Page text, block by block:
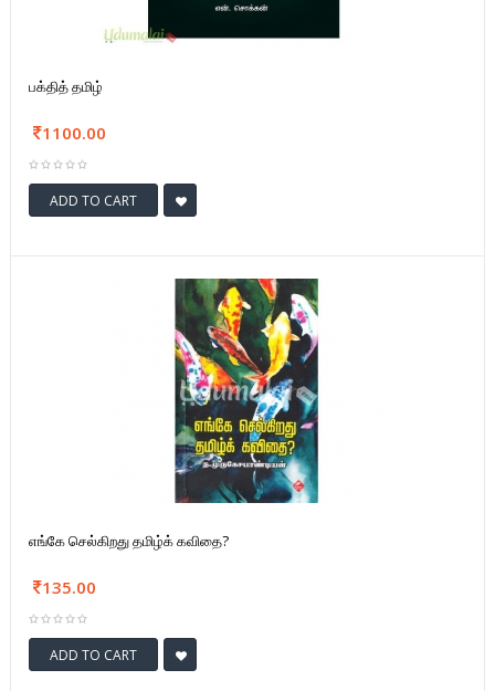
பக்தித் தமிழ்
1100.00
ADD TO CART
எங்கே செல்கிறது தமிழ்க் கவிதை?
135.00
ADD TO CART